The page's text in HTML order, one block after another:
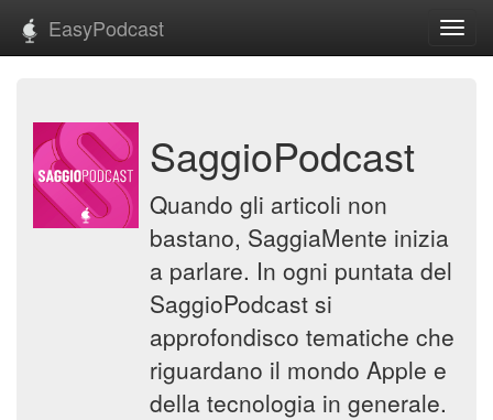
EasyPodcast
SaggioPodcast
Quando gli articoli non
bastano, SaggiaMente inizia
a parlare. In ogni puntata del
SaggioPodcast si
approfondisco tematiche che
riguardano il mondo Apple e
della tecnologia in generale.